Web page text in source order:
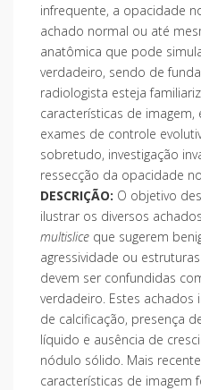
infrequente, a opacidade
achado normal ou até
anatômica que pode
verdadeiro, sendo de
radiologista esteja
características de
exames de controle
sobretudo, investigação
ressecção da opacidade
DESCRIÇÃO: O objetivo
ilustrar os diversos
multislice que sugerem
agressividade ou
devem ser confundidas
verdadeiro. Estes achados
de calcificação, presença
líquido e ausência de
nódulo sólido. Mais
características de imagem